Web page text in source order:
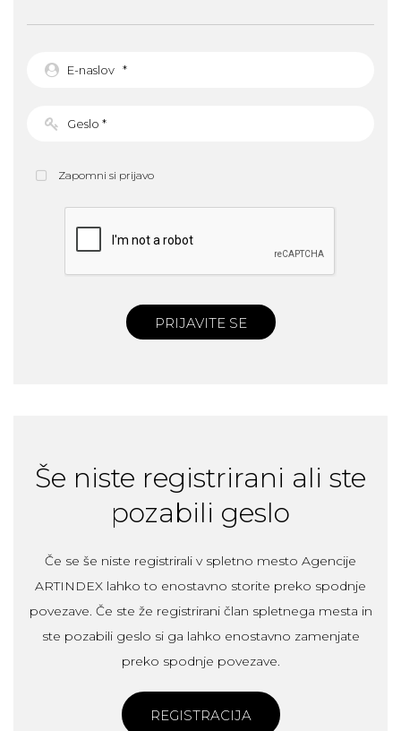
Zapomni si prijavo
PRIJAVITE SE
Še niste registrirani ali ste
pozabili geslo
Če se še niste registrirali v spletno mesto Agencije
ARTINDEX lahko to enostavno storite preko spodnje
povezave. Če ste že registrirani član spletnega mesta in
ste pozabili geslo si ga lahko enostavno zamenjate
preko spodnje povezave.
REGISTRACIJA